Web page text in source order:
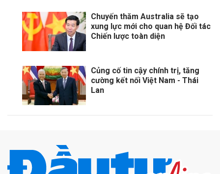
Chuyến thăm Australia sẽ tạo
xung lực mới cho quan hệ Đối tác
Chiến lược toàn diện
Củng cố tin cậy chính trị, tăng
cường kết nối Việt Nam - Thái
Lan